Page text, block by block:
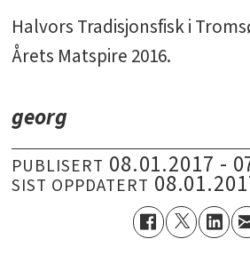
Halvors Tradisjonsfisk i
Årets Matspire 2016.
georg
PUBLISERT 08.01.2017 -
SIST OPPDATERT